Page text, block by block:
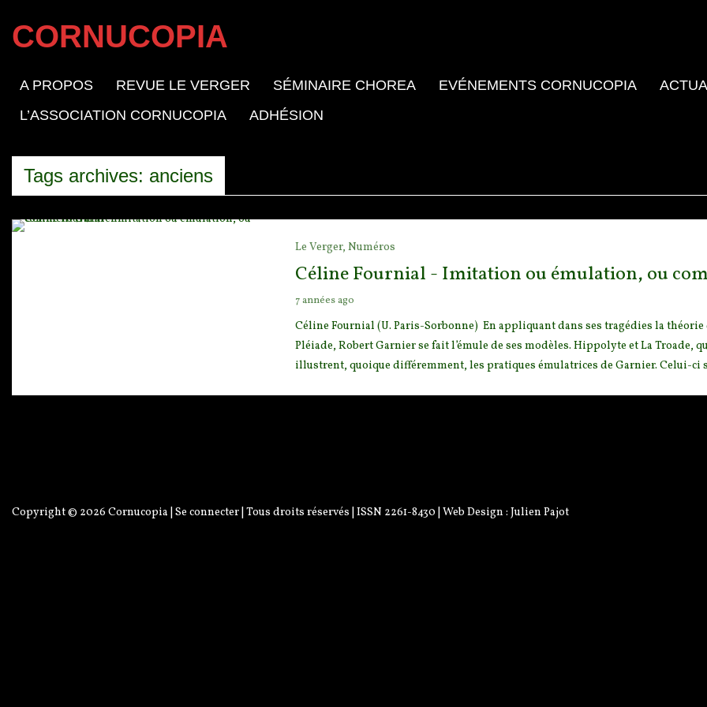
CORNUCOPIA
A PROPOS REVUE LE VERGER SÉMINAIRE CHOREA EVÉNEMENTS CORNUCOPIA
L’ASSOCIATION CORNUCOPIA
ADHÉSION
Tags archives: anciens
Le Verger, Numéros
Céline Fournial - Imitation ou émulation, ou
7 années ago
Céline Fournial (U. Paris-Sorbonne) En appliquant dans ses tragédies la
Pléiade, Robert Garnier se fait l’émule de ses modèles. Hippolyte et La Troade,
illustrent, quoique différemment, les pratiques émulatrices de Garnier. Celui-ci
Copyright © 2026 Cornucopia Se connecter | Tous droits réservés | ISSN 2261-8430 | Web Design : Julien Pajot